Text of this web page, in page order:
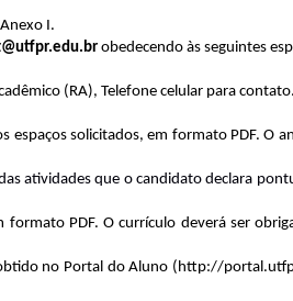
I.
obedecendo às seguintes
(RA), Telefone celular para contato.
solicitados, em formato PDF. O
atividades que o candidato declara
formato PDF. O currículo deverá ser
no Portal do Aluno (http://